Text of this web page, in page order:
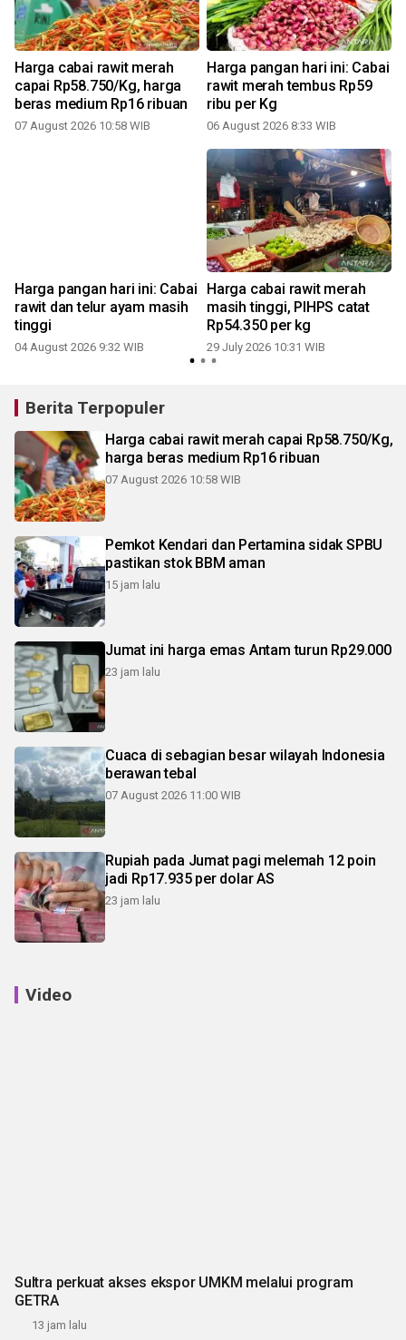
Harga cabai rawit merah
capai Rp58.750/Kg, harga
beras medium Rp16 ribuan
07 August 2026 10:58 WIB
Harga pangan hari ini: Cabai
rawit merah tembus Rp59
ribu per Kg
06 August 2026 8:33 WIB
Harga pangan hari ini: Cabai
rawit dan telur ayam masih
tinggi
04 August 2026 9:32 WIB
Harga cabai rawit merah
masih tinggi, PIHPS catat
Rp54.350 per kg
29 July 2026 10:31 WIB
Berita Terpopuler
Harga cabai rawit merah capai Rp58.750/Kg,
harga beras medium Rp16 ribuan
07 August 2026 10:58 WIB
Pemkot Kendari dan Pertamina sidak SPBU
pastikan stok BBM aman
15 jam lalu
Jumat ini harga emas Antam turun Rp29.000
23 jam lalu
Cuaca di sebagian besar wilayah Indonesia
berawan tebal
07 August 2026 11:00 WIB
Rupiah pada Jumat pagi melemah 12 poin
jadi Rp17.935 per dolar AS
23 jam lalu
Video
Sultra perkuat akses ekspor UMKM melalui program
GETRA
13 jam lalu